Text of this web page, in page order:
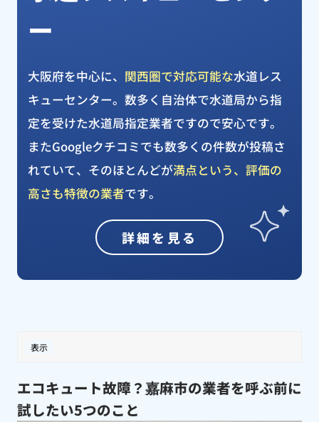
ー
大阪府を中心に、 関西圏で対応可能な水道レス
キューセンター。数多く自治体で水道局から指
定を受けた水道局指定業者ですので安心です。
またGoogleクチコミでも数多くの件数が投稿さ
れていて、そのほとんどが満点という、評価の
高さも特徴の業者です。
詳細を見る
表示
エコキュート故障？嘉麻市の業者を呼ぶ前に
試したい5つのこと